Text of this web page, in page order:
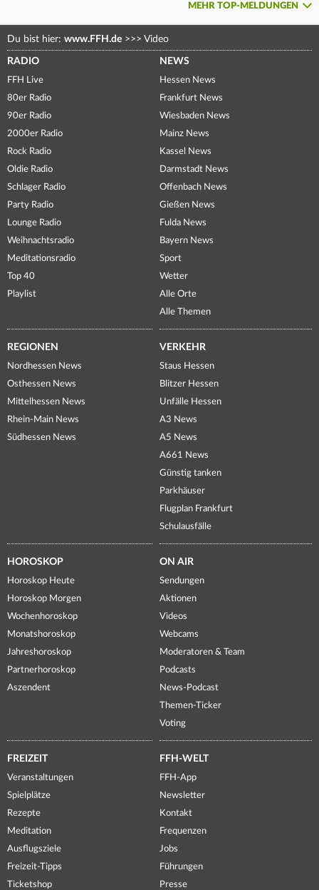
MEHR TOP-MELDUNGEN
Du bist hier: www.FFH.de >>> Video
RADIO
FFH Live
80er Radio
90er Radio
2000er Radio
Rock Radio
Oldie Radio
Schlager Radio
Party Radio
Lounge Radio
Weihnachtsradio
Meditationsradio
Top 40
Playlist
NEWS
Hessen News
Frankfurt News
Wiesbaden News
Mainz News
Kassel News
Darmstadt News
Offenbach News
Gießen News
Fulda News
Bayern News
Sport
Wetter
Alle Orte
Alle Themen
REGIONEN
Nordhessen News
Osthessen News
Mittelhessen News
Rhein-Main News
Südhessen News
VERKEHR
Staus Hessen
Blitzer Hessen
Unfälle Hessen
A3 News
A5 News
A661 News
Günstig tanken
Parkhäuser
Flugplan Frankfurt
Schulausfälle
HOROSKOP
Horoskop Heute
Horoskop Morgen
Wochenhoroskop
Monatshoroskop
Jahreshoroskop
Partnerhoroskop
Aszendent
ON AIR
Sendungen
Aktionen
Videos
Webcams
Moderatoren & Team
Podcasts
News-Podcast
Themen-Ticker
Voting
FREIZEIT
Veranstaltungen
Spielplätze
Rezepte
Meditation
Ausflugsziele
Freizeit-Tipps
Ticketshop
FFH-WELT
FFH-App
Newsletter
Kontakt
Frequenzen
Jobs
Führungen
Presse